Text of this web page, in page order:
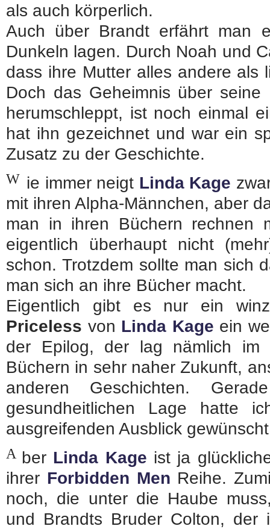
als auch körperlich.
Auch über Brandt erfährt man
Dunkeln lagen. Durch Noah und
dass ihre Mutter alles andere als
Doch das Geheimnis über
herumschleppt, ist noch einmal
hat ihn gezeichnet und war ein
Zusatz zu der Geschichte.
W ie immer neigt Linda Kage
mit ihren Alpha-Männchen, aber
man in ihren Büchern rechnen
eigentlich überhaupt nicht
schon. Trotzdem sollte man sich
man sich an ihre Bücher macht.
Eigentlich gibt es nur ein
Priceless von Linda Kage ein
der Epilog, der lag nämlich im
Büchern in sehr naher Zukunft,
anderen Geschichten.
gesundheitlichen Lage hatte
ausgreifenden Ausblick
A ber Linda Kage ist ja
ihrer Forbidden Men Reihe.
noch, die unter die Haube
und Brandts Bruder Colton,